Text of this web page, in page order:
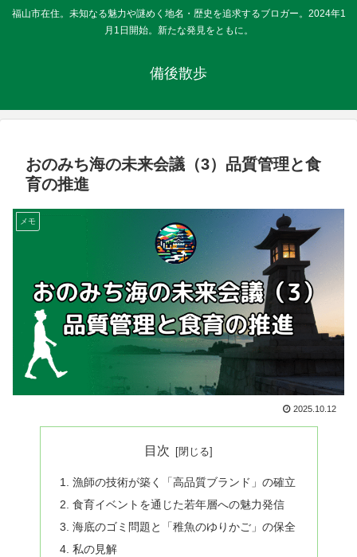
福山市在住。未知なる魅力や謎めく地名・歴史を追求するブロガー。2024年1
月1日開始。新たな発見をともに。
備後散歩
おのみち海の未来会議（3）品質管理と食
育の推進
メモ
2025.10.12
目次
漁師の技術が築く「高品質ブランド」の確立
食育イベントを通じた若年層への魅力発信
海底のゴミ問題と「稚魚のゆりかご」の保全
私の見解